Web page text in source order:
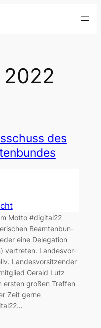
2022
des
Mot­to #digital22
Beam­ten­bun­
eine Dele­ga­ti­on
ver­tre­ten. Lan­des­vor­
Lan­des­vor­sit­zen­der
Gerald Lutz
ers­ten gro­ßen Tref­fen
Zeit ger­ne